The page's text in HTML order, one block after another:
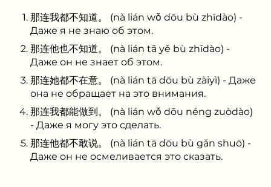
那连我都不知道。 (nà lián wǒ dōu bù zhīdào) -
Даже я не знаю об этом.
那连他也不知道。 (nà lián tā yě bù zhīdào) -
Даже он не знает об этом.
那连她都不在意。 (nà lián tā dōu bù zàiyì) - Даже
она не обращает на это внимания.
那连我都能做到。 (nà lián wǒ dōu néng zuòdào)
- Даже я могу это сделать.
那连他都不敢说。 (nà lián tā dōu bù gǎn shuō) -
Даже он не осмеливается это сказать.